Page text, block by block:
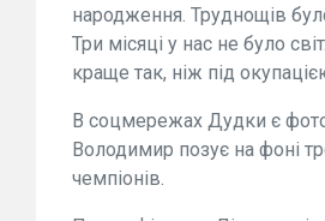
народження. Труднощів
Три місяці у нас не було
краще так, ніж під
В соцмережах Дудки є
Володимир позує на фоні
чемпіонів.